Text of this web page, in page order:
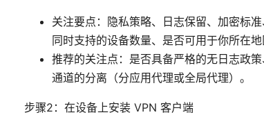
关注要点：隐私策略、日志保留、加密标
同时支持的设备数量、是否可用于你所在地
推荐的关注点：是否具备严格的无日志政
通道的分离（分应用代理或全局代理）。
步骤2：在设备上安装 VPN 客户端